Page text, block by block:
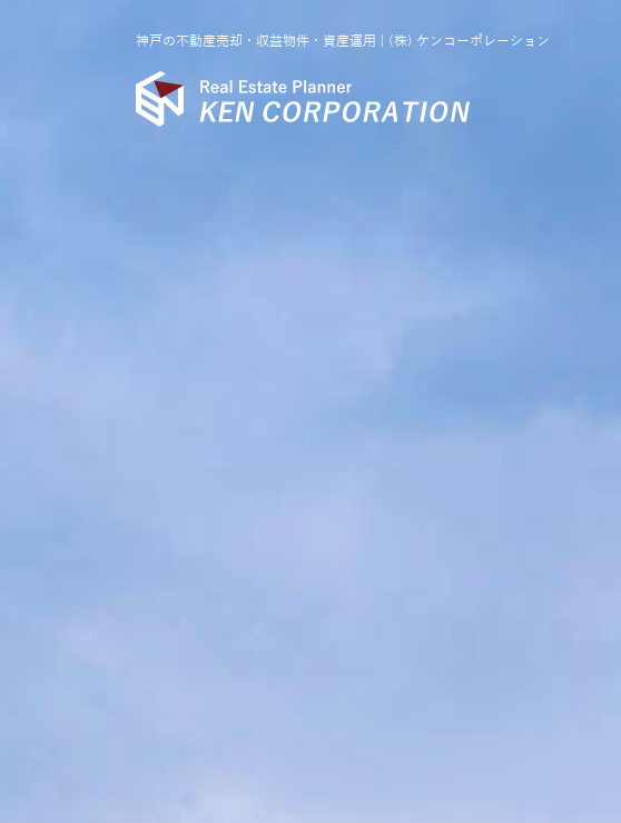
神戸の不動産売却・収益物件・資産運用 | (株) ケンコーポレーション